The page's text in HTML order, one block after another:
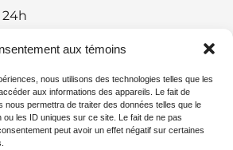
aux témoins
nous utilisons des technologies telles que les
aux informations des appareils. Le fait de
nous permettra de traiter des données telles que le
ou les ID uniques sur ce site. Le fait de ne pas
peut avoir un effet négatif sur certaines
du portail
en ligne